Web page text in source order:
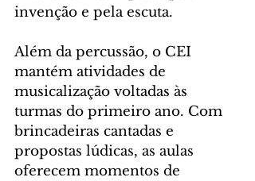
invenção e pela escuta.
Além da percussão, o CEI
mantém atividades de
musicalização voltadas às
turmas do primeiro ano. Com
brincadeiras cantadas e
propostas lúdicas, as aulas
oferecem momentos de